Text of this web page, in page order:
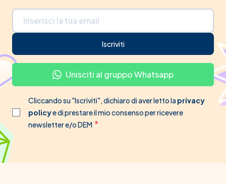
Indirizzo email
Iscriviti
Unisciti al gruppo Whatsapp
Cliccando su "Iscriviti", dichiaro di aver letto laprivacy
policye di prestare il mio consenso per ricevere
newsletter e/o DEM